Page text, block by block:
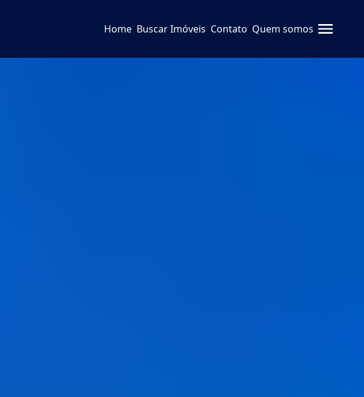
Home Buscar Imóveis Contato Quem somos